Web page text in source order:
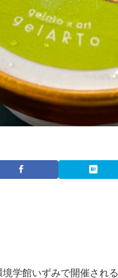
学館いずみで開催される